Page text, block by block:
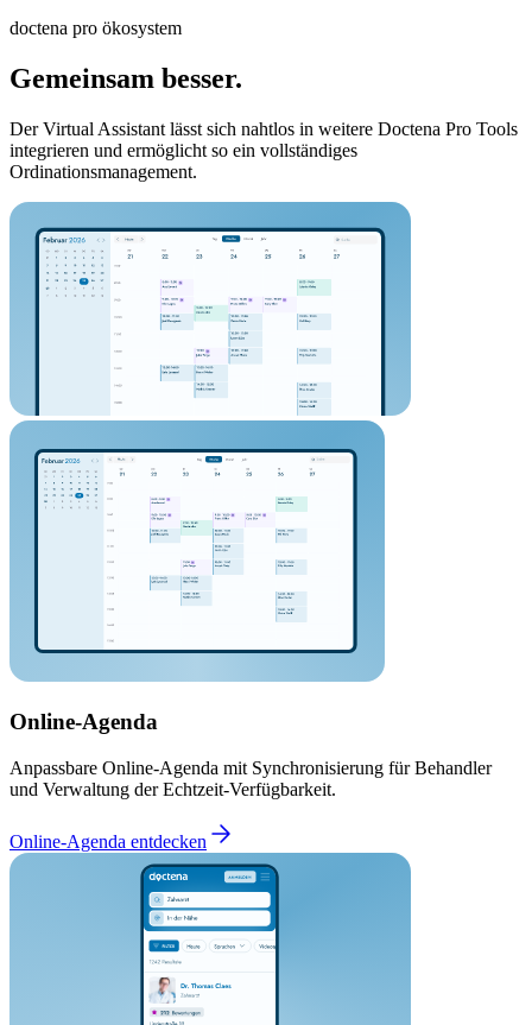
doctena pro ökosystem
Gemeinsam besser.
Der Virtual Assistant lässt sich nahtlos in weitere Doctena Pro Tools
integrieren und ermöglicht so ein vollständiges
Ordinationsmanagement.
Online-Agenda
Anpassbare Online-Agenda mit Synchronisierung für Behandler
und Verwaltung der Echtzeit-Verfügbarkeit.
Online-Agenda entdecken